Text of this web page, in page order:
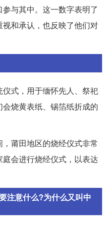
与其中。这一数字表明了
和承认，也反映了他们对
式，用于缅怀先人、祭祀
烧黄表纸、锡箔纸折成的
莆田地区的烧经仪式非常
会进行烧经仪式，以表达
注意什么?为什么又叫中